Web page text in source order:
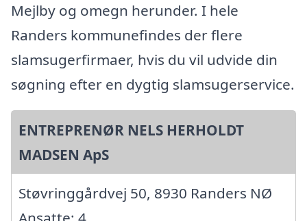
Mejlby og omegn herunder. I hele
Randers kommunefindes der flere
slamsugerfirmaer, hvis du vil udvide din
søgning efter en dygtig slamsugerservice.
ENTREPRENØR NELS HERHOLDT
MADSEN ApS
Støvringgårdvej 50, 8930 Randers NØ